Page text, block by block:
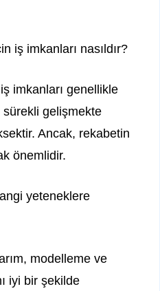
iş imkanları nasıldır?
imkanları genellikle
sürekli gelişmekte
Ancak, rekabetin
önemlidir.
yeteneklere
modelleme ve
iyi bir şekilde